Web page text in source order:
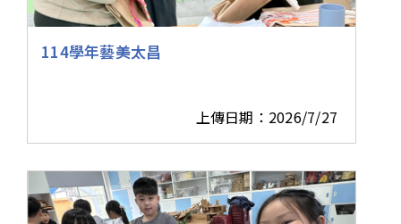
114學年藝美太昌
上傳日期：2026/7/27